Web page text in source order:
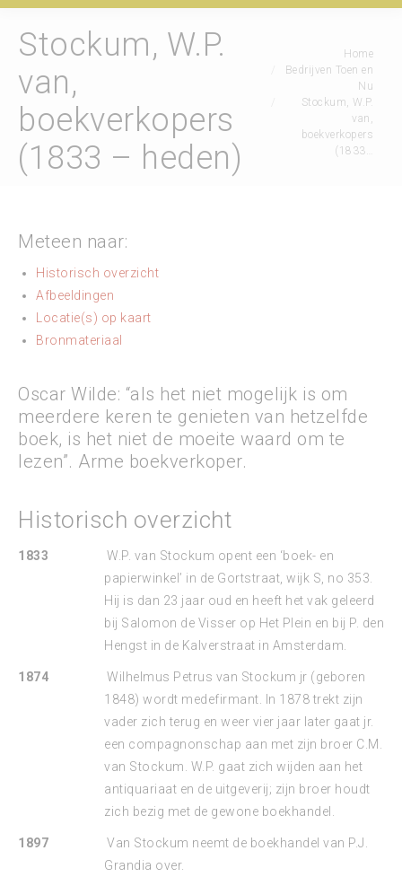
Stockum, W.P.
van,
boekverkopers
(1833 – heden)
Home
Bedrijven Toen en
Nu
Stockum, W.P.
van,
boekverkopers
(1833…
Meteen naar:
Historisch overzicht
Afbeeldingen
Locatie(s) op kaart
Bronmateriaal
Oscar Wilde: “als het niet mogelijk is om
meerdere keren te genieten van hetzelfde
boek, is het niet de moeite waard om te
lezen”. Arme boekverkoper.
Historisch overzicht
1833
W.P. van Stockum opent een ‘boek- en
papierwinkel’ in de Gortstraat, wijk S, no 353.
Hij is dan 23 jaar oud en heeft het vak geleerd
bij Salomon de Visser op Het Plein en bij P. den
Hengst in de Kalverstraat in Amsterdam.
1874
Wilhelmus Petrus van Stockum jr (geboren
1848) wordt medefirmant. In 1878 trekt zijn
vader zich terug en weer vier jaar later gaat jr.
een compagnonschap aan met zijn broer C.M.
van Stockum. W.P. gaat zich wijden aan het
antiquariaat en de uitgeverij; zijn broer houdt
zich bezig met de gewone boekhandel.
1897
Van Stockum neemt de boekhandel van P.J.
Grandia over.